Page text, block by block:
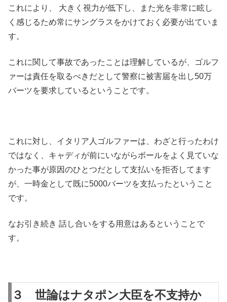
これにより、 大きく視力が低下し、また光を非常に眩し
く感じるため常にサングラスをかけておく必要が出ていま
す。
これに関して事故であったことは理解しているが、ゴルフ
ァーは責任を取るべきだとして警察に被害届を出し50万
バーツを要求しているということです。
これに対し、イタリア人ゴルファーは、わざと行ったわけ
ではなく、キャディが前にいながらボールをよく見ていな
かった事が原因のひとつだとして支払いを拒否してます
が、一時金として既に5000バーツを支払ったということ
です。
なお引き続き 話し合いをする用意はあるということで
す。
３ 世論はナタポン大臣を不支持か